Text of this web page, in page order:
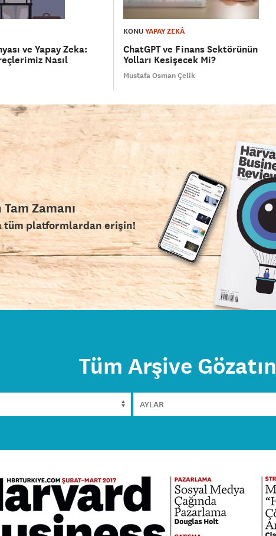
ve Yapay Zeka:
Nasıl
KONUYAPAY ZEKÂ
ChatGPT ve Finans Sektörünün
Yolları Kesişecek Mi?
Mustafa Osman Çelik
Tam Zamanı
tüm platformlardan erişin!
Tüm Arşive Gözatın